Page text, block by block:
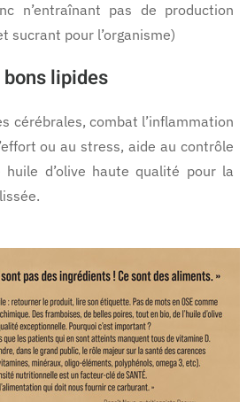
n’entraînant pas de production
sucrant pour l’organisme)
lipides
cérébrales, combat l’inflammation
ou au stress, aide au contrôle
huile d’olive haute qualité pour la